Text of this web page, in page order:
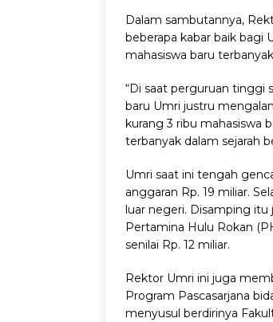
Dalam sambutannya,
beberapa kabar baik bagi
mahasiswa baru
“Di saat perguruan tinggi
baru Umri justru
kurang 3 ribu mahasiswa
terbanyak dalam sejarah
Umri saat ini tengah
anggaran Rp. 19 miliar.
luar negeri. Disamping
Pertamina Hulu Rokan
senilai Rp. 12 miliar.
Rektor Umri ini juga
Program Pascasarjana
menyusul berdirinya